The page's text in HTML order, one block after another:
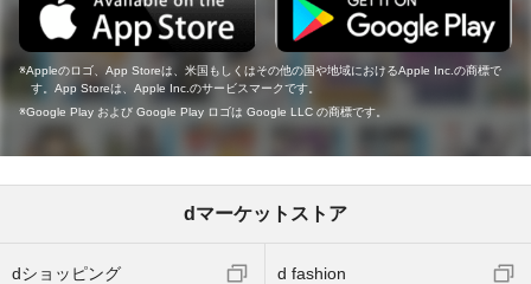
Appleのロゴ、App Storeは、米国もしくはその他の国や地域におけるApple Inc.の商標で
す。App Storeは、Apple Inc.のサービスマークです。
Google Play および Google Play ロゴは Google LLC の商標です。
dマーケットストア
dショッピング d fashion